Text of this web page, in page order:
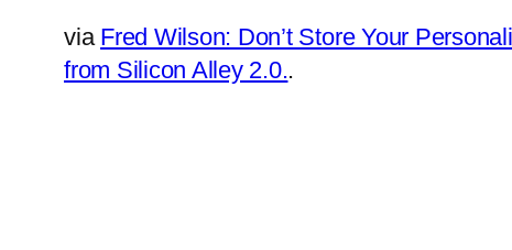
via Fred Wilson: Don’t Store Your
from Silicon Alley 2.0..